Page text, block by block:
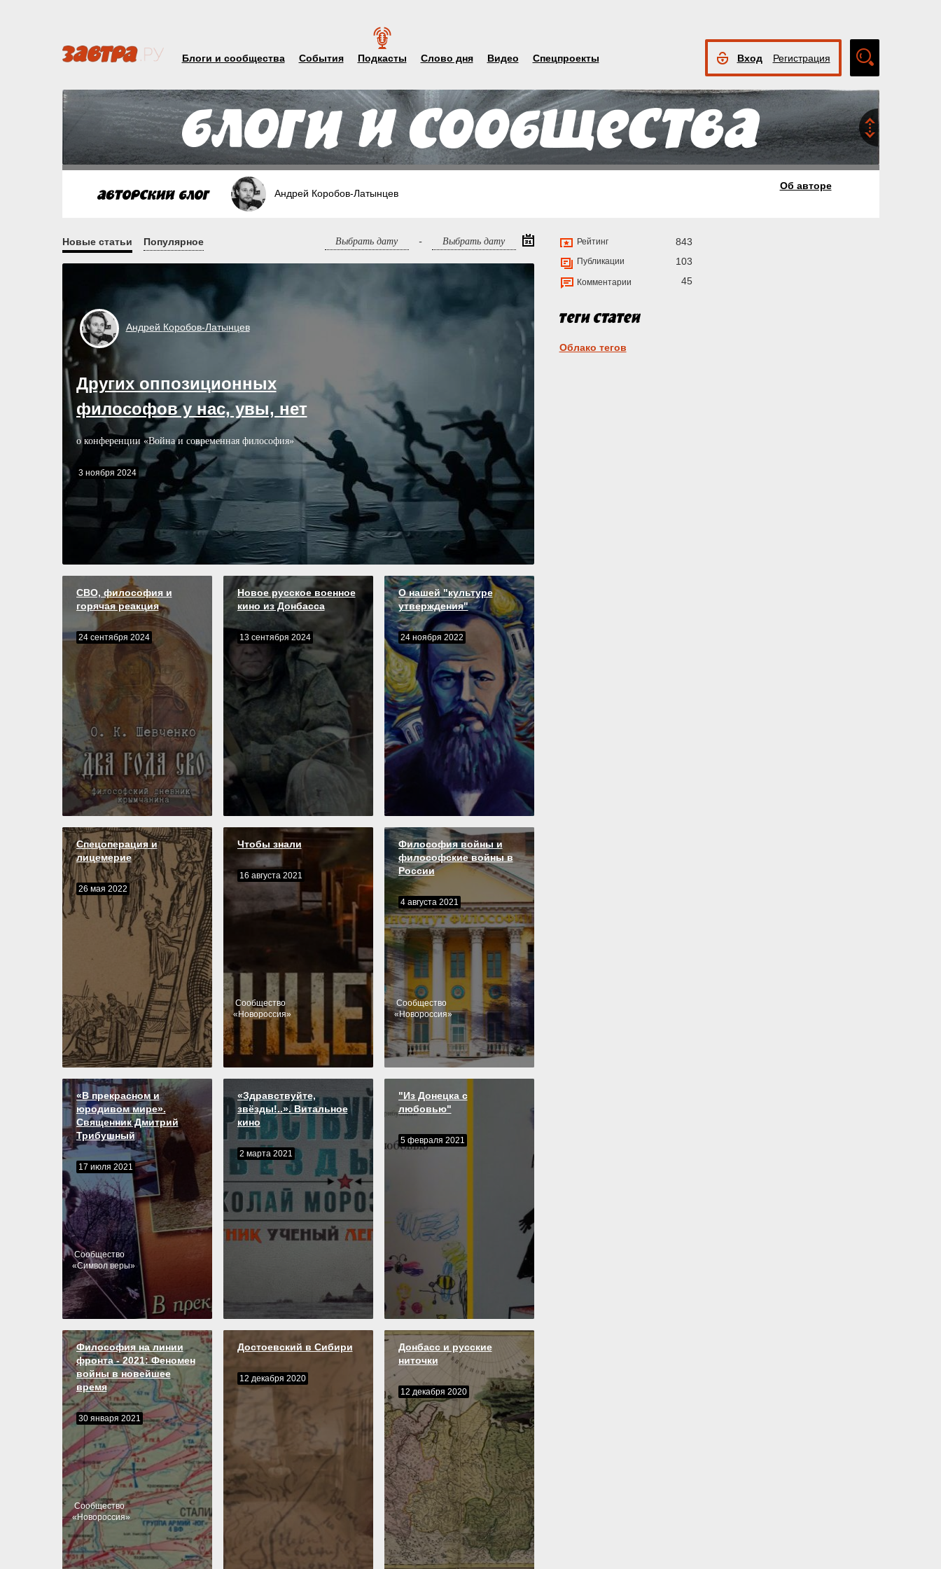
Блоги и сообщества События Подкасты Слово дня Видео Спецпроекты Вход Регистрация
поиск
Андрей Коробов-Латынцев
Об авторе
Новые статьи Популярное -
Андрей Коробов-Латынцев
Других оппозиционных
философов у нас, увы, нет
о конференции «Война и современная философия»
3 ноября 2024
СВО, философия и
горячая реакция
24 сентября 2024
Новое русское военное
кино из Донбасса
13 сентября 2024
О нашей "культуре
утверждения"
24 ноября 2022
Спецоперация и
лицемерие
26 мая 2022
Чтобы знали
16 августа 2021
Cообщество
« Новороссия»
Философия войны и
философские войны в
России
4 августа 2021
Cообщество
«Новороссия»
«В прекрасном и
юродивом мире».
Священник Дмитрий
Трибушный
17 июля 2021
Cообщество
«Символ веры»
«Здравствуйте,
звёзды!..». Витальное
кино
2 марта 2021
"Из Донецка с
любовью"
5 февраля 2021
Философия на линии
фронта - 2021: Феномен
войны в новейшее
время
30 января 2021
Cообщество
«Новороссия»
Достоевский в Сибири
12 декабря 2020
Донбасс и русские
ниточки
12 декабря 2020
Рейтинг 843
Публикации 103
Комментарии 45
Облако тегов